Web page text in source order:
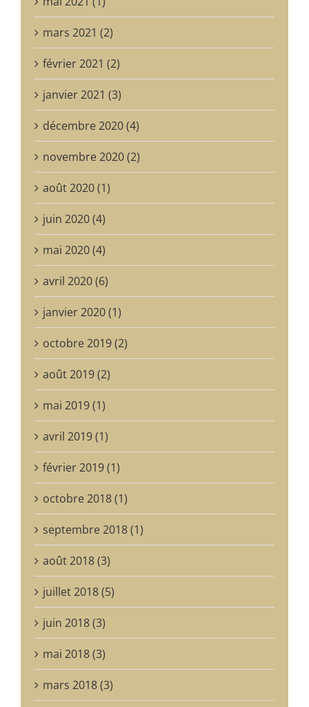
mars 2021 (2)
février 2021 (2)
janvier 2021 (3)
décembre 2020 (4)
novembre 2020 (2)
août 2020 (1)
juin 2020 (4)
mai 2020 (4)
avril 2020 (6)
janvier 2020 (1)
octobre 2019 (2)
août 2019 (2)
mai 2019 (1)
avril 2019 (1)
février 2019 (1)
octobre 2018 (1)
septembre 2018 (1)
août 2018 (3)
juillet 2018 (5)
juin 2018 (3)
mai 2018 (3)
mars 2018 (3)